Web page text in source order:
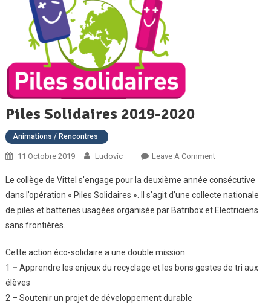
Piles Solidaires 2019-2020
Animations / Rencontres
11 Octobre 2019 Ludovic Leave A CommentOn
Solidaires
2019-
2020
Le collège de Vittel s’engage pour la deuxième année consécutive
dans l’opération « Piles Solidaires ». Il s’agit d’une collecte nationale
de piles et batteries usagées organisée par Batribox et Electriciens
sans frontières.
Cette action éco-solidaire a une double mission :
1 – Apprendre les enjeux du recyclage et les bons gestes de tri aux
élèves
2 – Soutenir un projet de développement durable